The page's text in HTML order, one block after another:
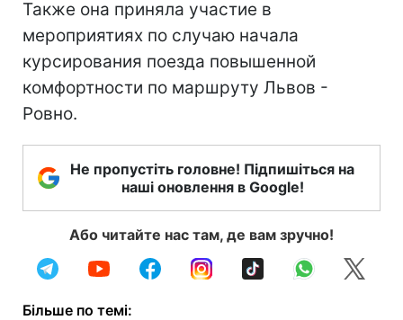
Также она приняла участие в
мероприятиях по случаю начала
курсирования поезда повышенной
комфортности по маршруту Львов -
Ровно.
Не пропустіть головне! Підпишіться на
наші оновлення в Google!
Або читайте нас там, де вам зручно!
Більше по темі: